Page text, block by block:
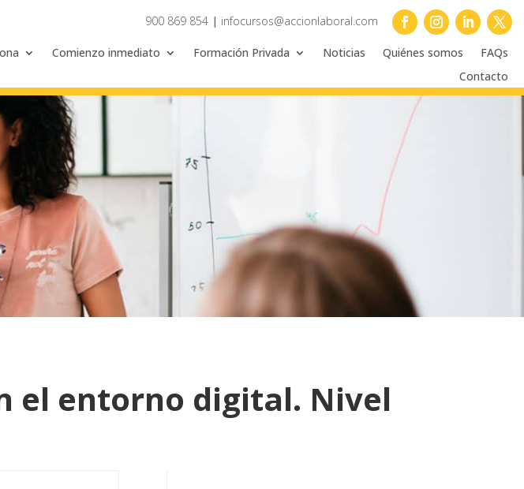
900 869 854 | infocursos@accionlaboral.com
Comienzo inmediato Formación Privada Noticias Quiénes somos
FAQs
Contacto
el entorno digital. Nivel